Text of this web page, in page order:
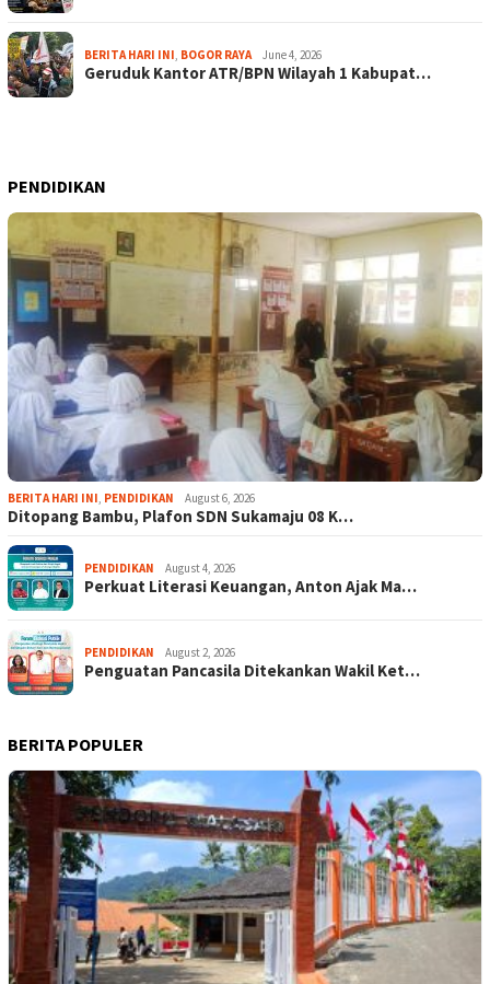
BERITA HARI INI BOGOR RAYA June 4, 2026
Geruduk Kantor ATR/BPN Wilayah 1 Kabupat…
PENDIDIKAN
BERITA HARI INI PENDIDIKAN August 6, 2026
Ditopang Bambu, Plafon SDN Sukamaju 08 K…
PENDIDIKAN August 4, 2026
Perkuat Literasi Keuangan, Anton Ajak Ma…
PENDIDIKAN August 2, 2026
Penguatan Pancasila Ditekankan Wakil Ket…
BERITA POPULER